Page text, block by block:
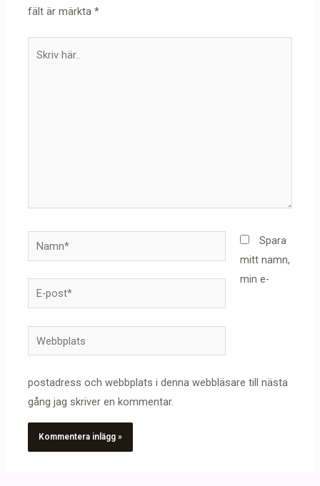
fält är märkta*
Namn*
E-
post*
Webbplats
Spara
mitt namn,
min e-
postadress och webbplats i denna webbläsare till nästa
gång jag skriver en kommentar.